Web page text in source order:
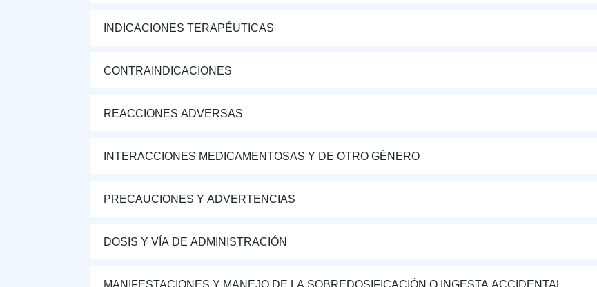
INDICACIONES TERAPÉUTICAS
CONTRAINDICACIONES
REACCIONES ADVERSAS
INTERACCIONES MEDICAMENTOSAS Y DE OTRO GÉNERO
PRECAUCIONES Y ADVERTENCIAS
DOSIS Y VÍA DE ADMINISTRACIÓN
MANIFESTACIONES Y MANEJO DE LA SOBREDOSIFICACIÓN O INGESTA ACCIDENTAL